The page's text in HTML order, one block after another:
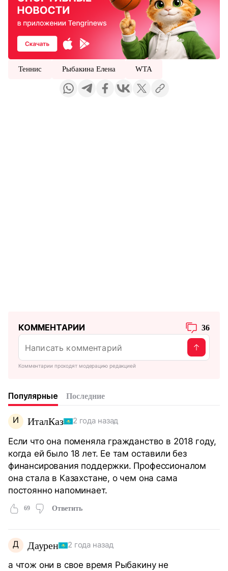
Теннис Рыбакина Елена WTA
КОММЕНТАРИИ 36
Комментарии проходят модерацию редакцией
Популярные Последние
И ИталКаз 2 года назад
Если что она поменяла гражданство в 2018 году,
когда ей было 18 лет. Ее там оставили без
финансирования поддержки. Профессионалом
она стала в Казахстане, о чем она сама
постоянно напоминает.
69 Ответить
Д Даурен 2 года назад
а чтож они в свое время Рыбакину не